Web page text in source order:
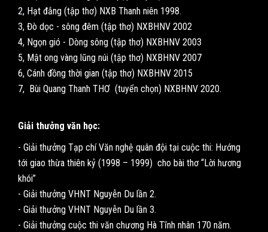
2, Hạt đắng (tập thơ) NXB Thanh niên 1998.
3, Đò dọc - sông đêm (tập thơ) NXBHNV 2002
4, Ngọn gió - Dòng sông (tập thơ) NXBHNV 2003
5, Mật ong vàng lũng núi (tập thơ) NXBHNV 2007
6, Cánh đồng thời gian (tập thơ) NXBHNV 2015
7, Bùi Quang Thanh THƠ (tuyển chọn) NXBHNV 2020.
Giải thưởng văn học:
- Giải thưởng Tạp chí Văn nghệ quân đội tại cuộc thi: Hướng
tới giao thừa thiên kỷ (1998 – 1999) cho bài thơ “Lời hương
khói”
- Giải thưởng VHNT Nguyễn Du lần 2.
- Giải thưởng VHNT Nguyễn Du lần 3.
- Giải thưởng cuộc thi văn chương Hà Tĩnh nhân 170 năm.